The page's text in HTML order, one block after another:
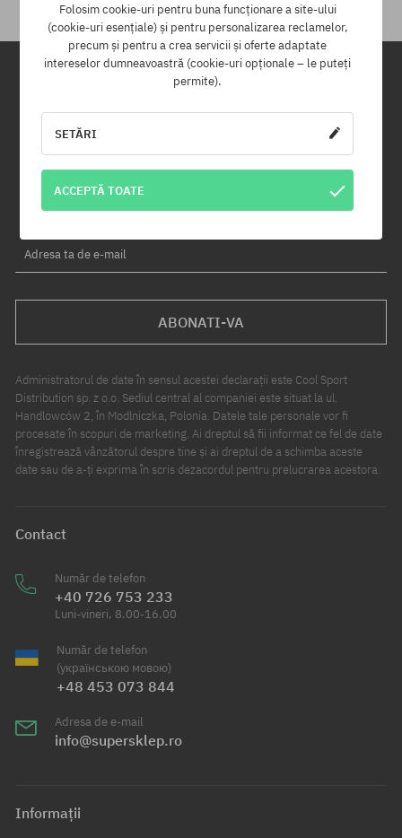
Newsletter
În plus, vei primi un cod de reducere de -5% pentru întreaga
Adresa ta de e-mail
ABONATI-VA
Administratorul de date în sensul acestei declarații este Cool Sport
Distribution sp. z o.o. Sediul central al companiei este situat la ul.
Handlowców 2, în Modlniczka, Polonia. Datele tale personale vor fi
procesate în scopuri de marketing. Ai dreptul să fii informat ce fel de date
înregistrează vânzătorul despre tine și ai dreptul de a schimba aceste
date sau de a-ți exprima în scris dezacordul pentru prelucrarea acestora.
Contact
Număr de telefon
+40 726 753 233
Luni-vineri, 8.00-16.00
Număr de telefon
(українською мовою)
+48 453 073 844
Adresa de e-mail
info@supersklep.ro
Informații
Folosim cookie-uri pentru buna funcționare a site-ului
(cookie-uri esențiale) și pentru personalizarea reclamelor,
precum și pentru a crea servicii și oferte adaptate
intereselor dumneavoastră (cookie-uri opționale – le puteți
permite).
SETĂRI
ACCEPTĂ TOATE